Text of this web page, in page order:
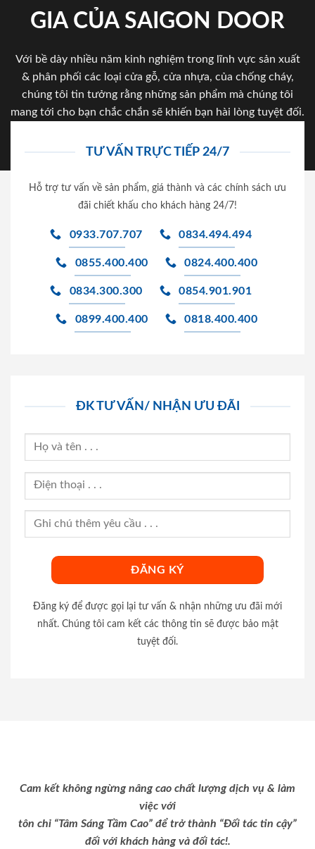
GIA CỦA SAIGON DOOR
Với bề dày nhiều năm kinh nghiệm trong lĩnh vực sản xuất
& phân phối các loại cửa gỗ, cửa nhựa, của chống cháy,
chúng tôi tin tưởng rằng những sản phẩm mà chúng tôi
mang tới cho bạn chắc chắn sẽ khiến bạn hài lòng tuyệt đối.
TƯ VẤN TRỰC TIẾP 24/7
Hỗ trợ tư vấn về sản phẩm, giá thành và các chính sách ưu
đãi chiết khấu cho khách hàng 24/7!
0933.707.707 0834.494.494
0855.400.400 0824.400.400
0834.300.300 0854.901.901
0899.400.400 0818.400.400
ĐK TƯ VẤN/ NHẬN ƯU ĐÃI
Đăng ký để được gọi lại tư vấn & nhận những ưu đãi mới
nhất. Chúng tôi cam kết các thông tin sẽ được bảo mật
tuyệt đối.
Cam kết không ngừng nâng cao chất lượng dịch vụ & làm
việc với
tôn chỉ “Tâm Sáng Tầm Cao” để trở thành “Đối tác tin cậy”
đối với khách hàng và đối tác!.